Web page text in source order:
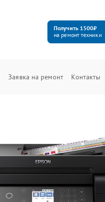
Получить 1500₽
на ремонт техники
Заявка на ремонт Контакты